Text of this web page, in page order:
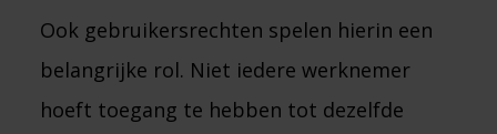
Ook gebruikersrechten spelen hierin een
belangrijke rol. Niet iedere werknemer
hoeft toegang te hebben tot dezelfde